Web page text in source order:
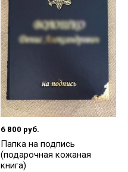
6 800 руб.
Папка на подпись
(подарочная кожаная
книга)